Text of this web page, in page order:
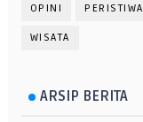
OPINI PERISTIWA
WISATA
ARSIP BERITA